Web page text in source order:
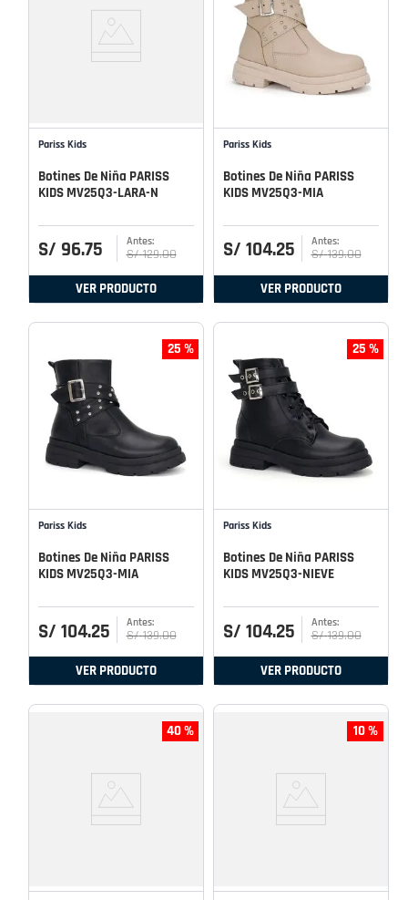
Pariss Kids
Botines De Niña PARISS
KIDS MV25Q3-LARA-N
S/ 96.75 S/ 129.00
VER PRODUCTO
Pariss Kids
Botines De Niña PARISS
KIDS MV25Q3-MIA
S/ 104.25 S/ 139.00
VER PRODUCTO
25 %
Pariss Kids
Botines De Niña PARISS
KIDS MV25Q3-MIA
S/ 104.25 S/ 139.00
VER PRODUCTO
25 %
Pariss Kids
Botines De Niña PARISS
KIDS MV25Q3-NIEVE
S/ 104.25 S/ 139.00
VER PRODUCTO
40 % 10 %